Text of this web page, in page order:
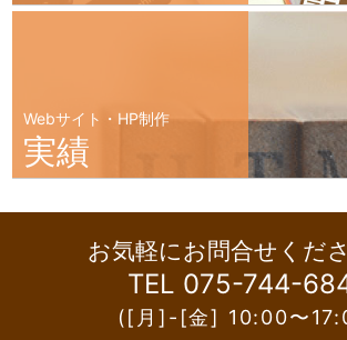
Webサイト・HP制作
実績
お気軽にお問合せくだ
TEL 075-744-
([月]-[金] 10:00〜